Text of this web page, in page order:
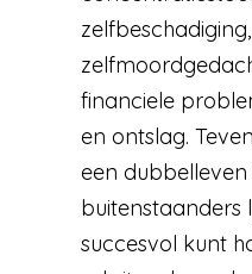
zelfbeschadiging,
financiele
en ontslag.
een
buitenstaanders
succesvol kunt